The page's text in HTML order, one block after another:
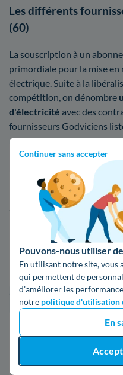
Continuer sans accepter
Pouvons-nous utiliser
En utilisant notre site, vous
qui permettent de
d’améliorer les
notre politique d'utilisation
En
Les différents
(60)
La souscription à un
primordiale pour la mise
électrique. Suite à la
compétition, on dénombre
d'électricité avec des
fournisseurs Godviciens
Fournisseur
*Prix TTC pour un forfait base
Infos /
(appel